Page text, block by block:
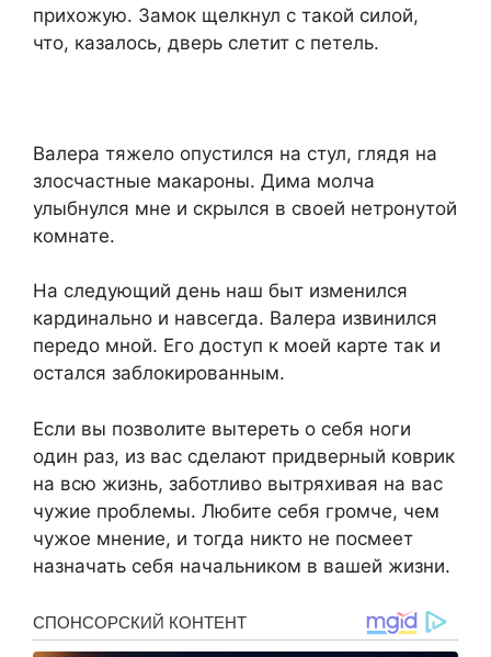
прихожую. Замок щелкнул с такой силой,
что, казалось, дверь слетит с петель.
Валера тяжело опустился на стул, глядя на
злосчастные макароны. Дима молча
улыбнулся мне и скрылся в своей нетронутой
комнате.
На следующий день наш быт изменился
кардинально и навсегда. Валера извинился
передо мной. Его доступ к моей карте так и
остался заблокированным.
Если вы позволите вытереть о себя ноги
один раз, из вас сделают придверный коврик
на всю жизнь, заботливо вытряхивая на вас
чужие проблемы. Любите себя громче, чем
чужое мнение, и тогда никто не посмеет
назначать себя начальником в вашей жизни.